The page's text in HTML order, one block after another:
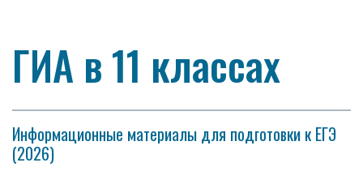
ГИА в 11 классах
Информационные материалы для подготовки к ЕГЭ
(2026)